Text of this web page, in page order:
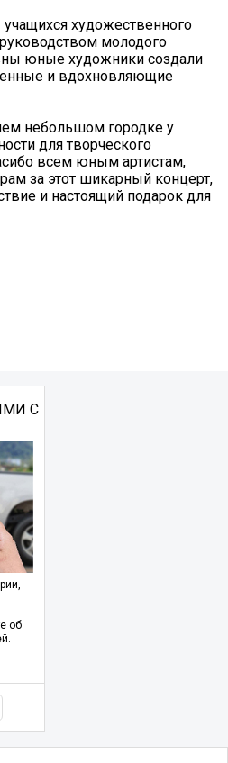
художественного
молодого
юные художники создали
и вдохновляющие
небольшом городке у
для творческого
всем юным артистам,
за этот шикарный концерт,
и настоящий подарок для
С
об